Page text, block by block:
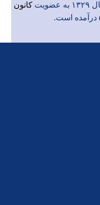
کانون
درآمده است.